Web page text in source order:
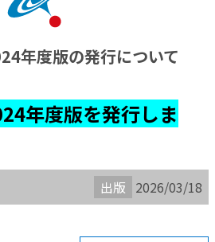
年度版の発行について
年度版を発行しま
出版 2026/03/18